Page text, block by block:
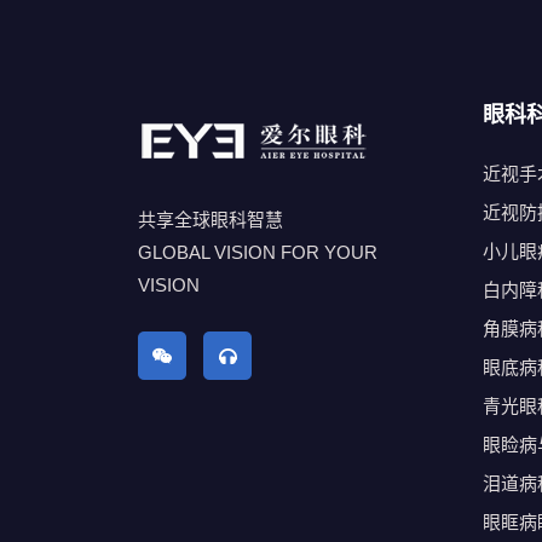
共享全球眼科智慧
GLOBAL VISION FOR YOUR
VISION
眼科
近视手
近视防
小儿眼
白内障
角膜病
眼底病
青光眼
眼睑
泪道病
眼眶